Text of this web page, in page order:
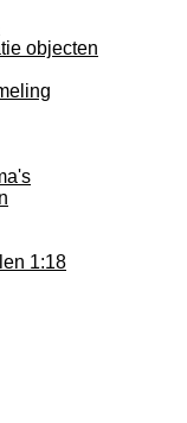
objecten
1:18